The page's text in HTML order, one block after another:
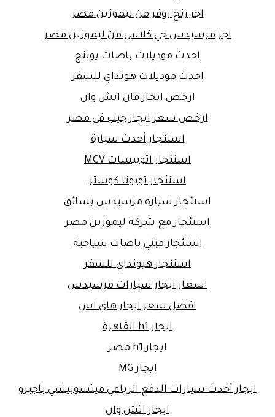
اجر رنج روفر من ليموزين مصر
اجر مرسيدس جي كلاس من ليموزين مصر
احدث موديلات باصات يوتنج
احدث موديلات هونداي للسفر
ارخص ايجار فان اتش وان
ارخص سعر ايجار جيب في مصر
استئجار أحدث سيارة
استئجار اتوبيسات MCV
استئجار تويوتا كوستر
استئجار سيارة مرسيدس بسائق
استئجار مع شركة ليموزين مصر
استئجار ميني باصات سياحية
استئجار هيونداي للسفر
اسعار ايجار سيارات مرسيدس
افضل سعر ايجار هاي اس
ايجار h1 القاهرة
ايجار h1 مصر
ايجار MG
ايجار أحدث سيارات الدفع الرباعي ميتسوبيشي باجيرو
ايجار اتش وان